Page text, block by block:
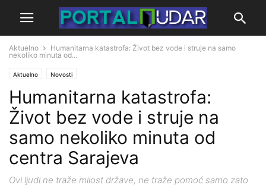
Aktuelno
Humanitarna katastrofa: Život bez vode i struje na samo
nekoliko minuta od...
Aktuelno Novosti
Humanitarna katastrofa:
Život bez vode i struje na
samo nekoliko minuta od
centra Sarajeva
Ovi ljudi ne traže milost države, ne traže pomoć samo zato